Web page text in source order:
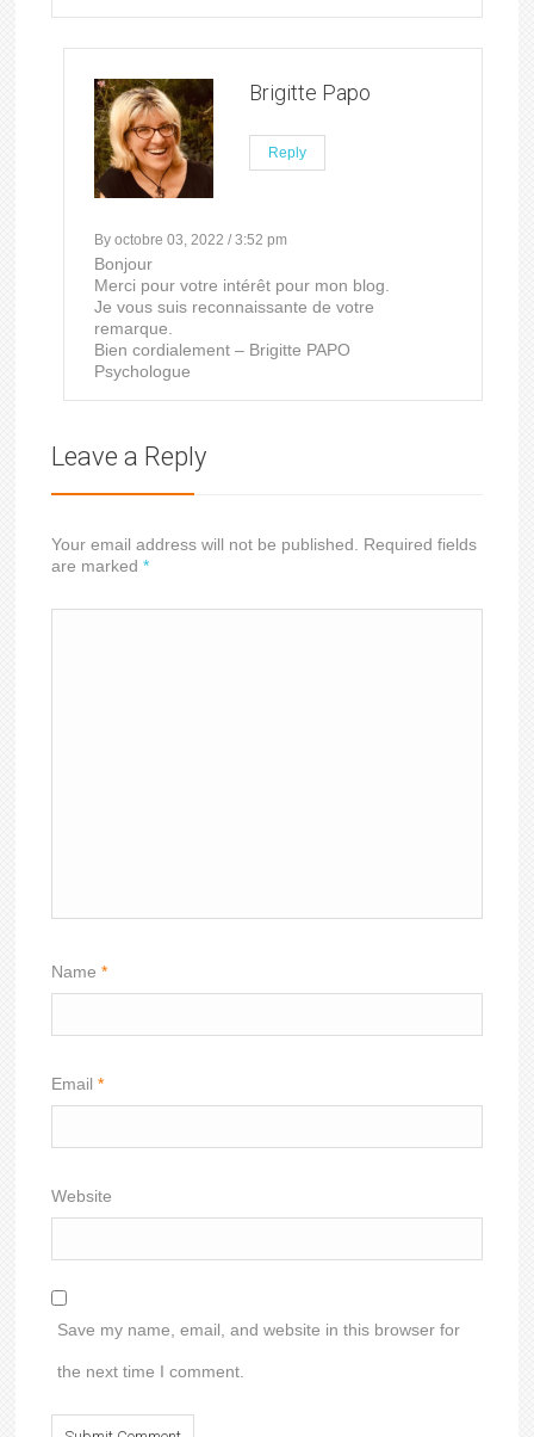
Brigitte Papo
Reply
By octobre 03, 2022 / 3:52 pm
Bonjour
Merci pour votre intérêt pour mon blog.
Je vous suis reconnaissante de votre
remarque.
Bien cordialement – Brigitte PAPO
Psychologue
Leave a Reply
Your email address will not be published. Required fields
are marked*
Name*
Email*
Website
Save my name, email, and website in this browser for
the next time I comment.